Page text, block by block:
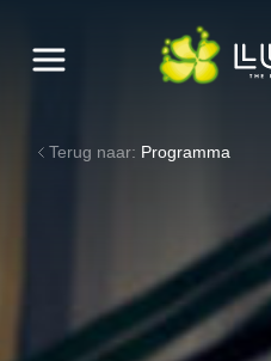
Terug naar: Programma